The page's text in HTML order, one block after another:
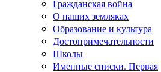
Гражданская война
О наших земляках
Образование и культура
Достопримечательности
Школы
Именные списки. Первая